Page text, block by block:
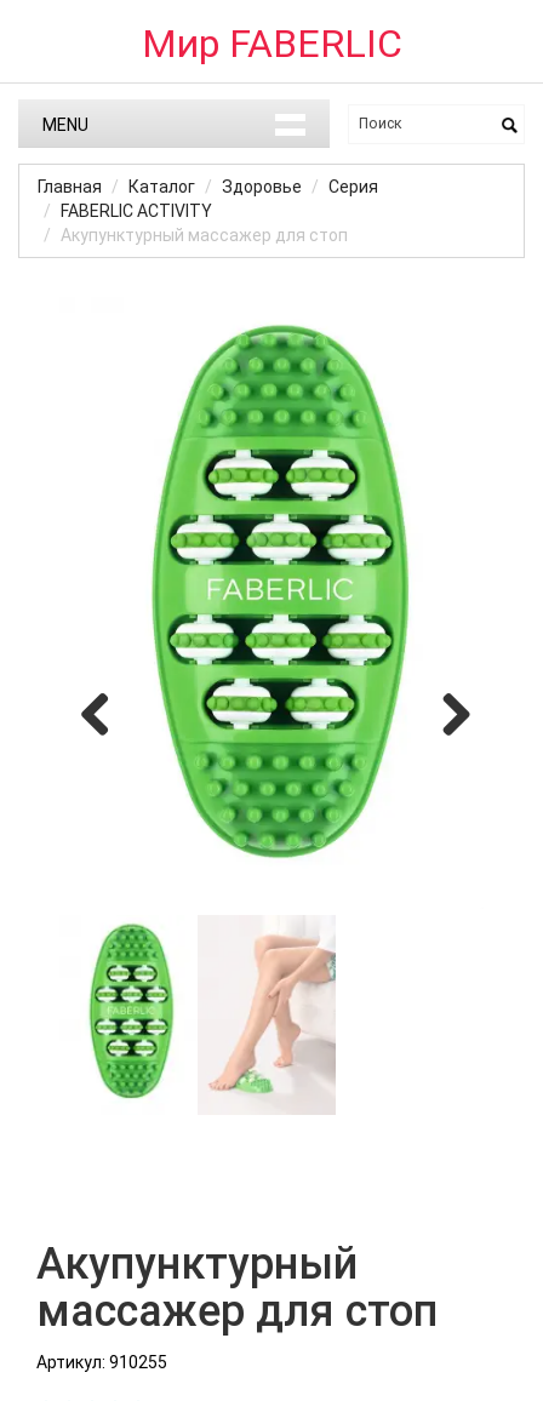
Мир FABERLIC
MENU
Главная Каталог Здоровье
Серия
FABERLIC ACTIVITY
Акупунктурный массажер для стоп
Акупунктурный
массажер для стоп
Артикул: 910255